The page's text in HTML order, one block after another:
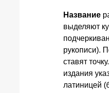
Название
выделяют
рукописи).
ставят
издания
латиницей